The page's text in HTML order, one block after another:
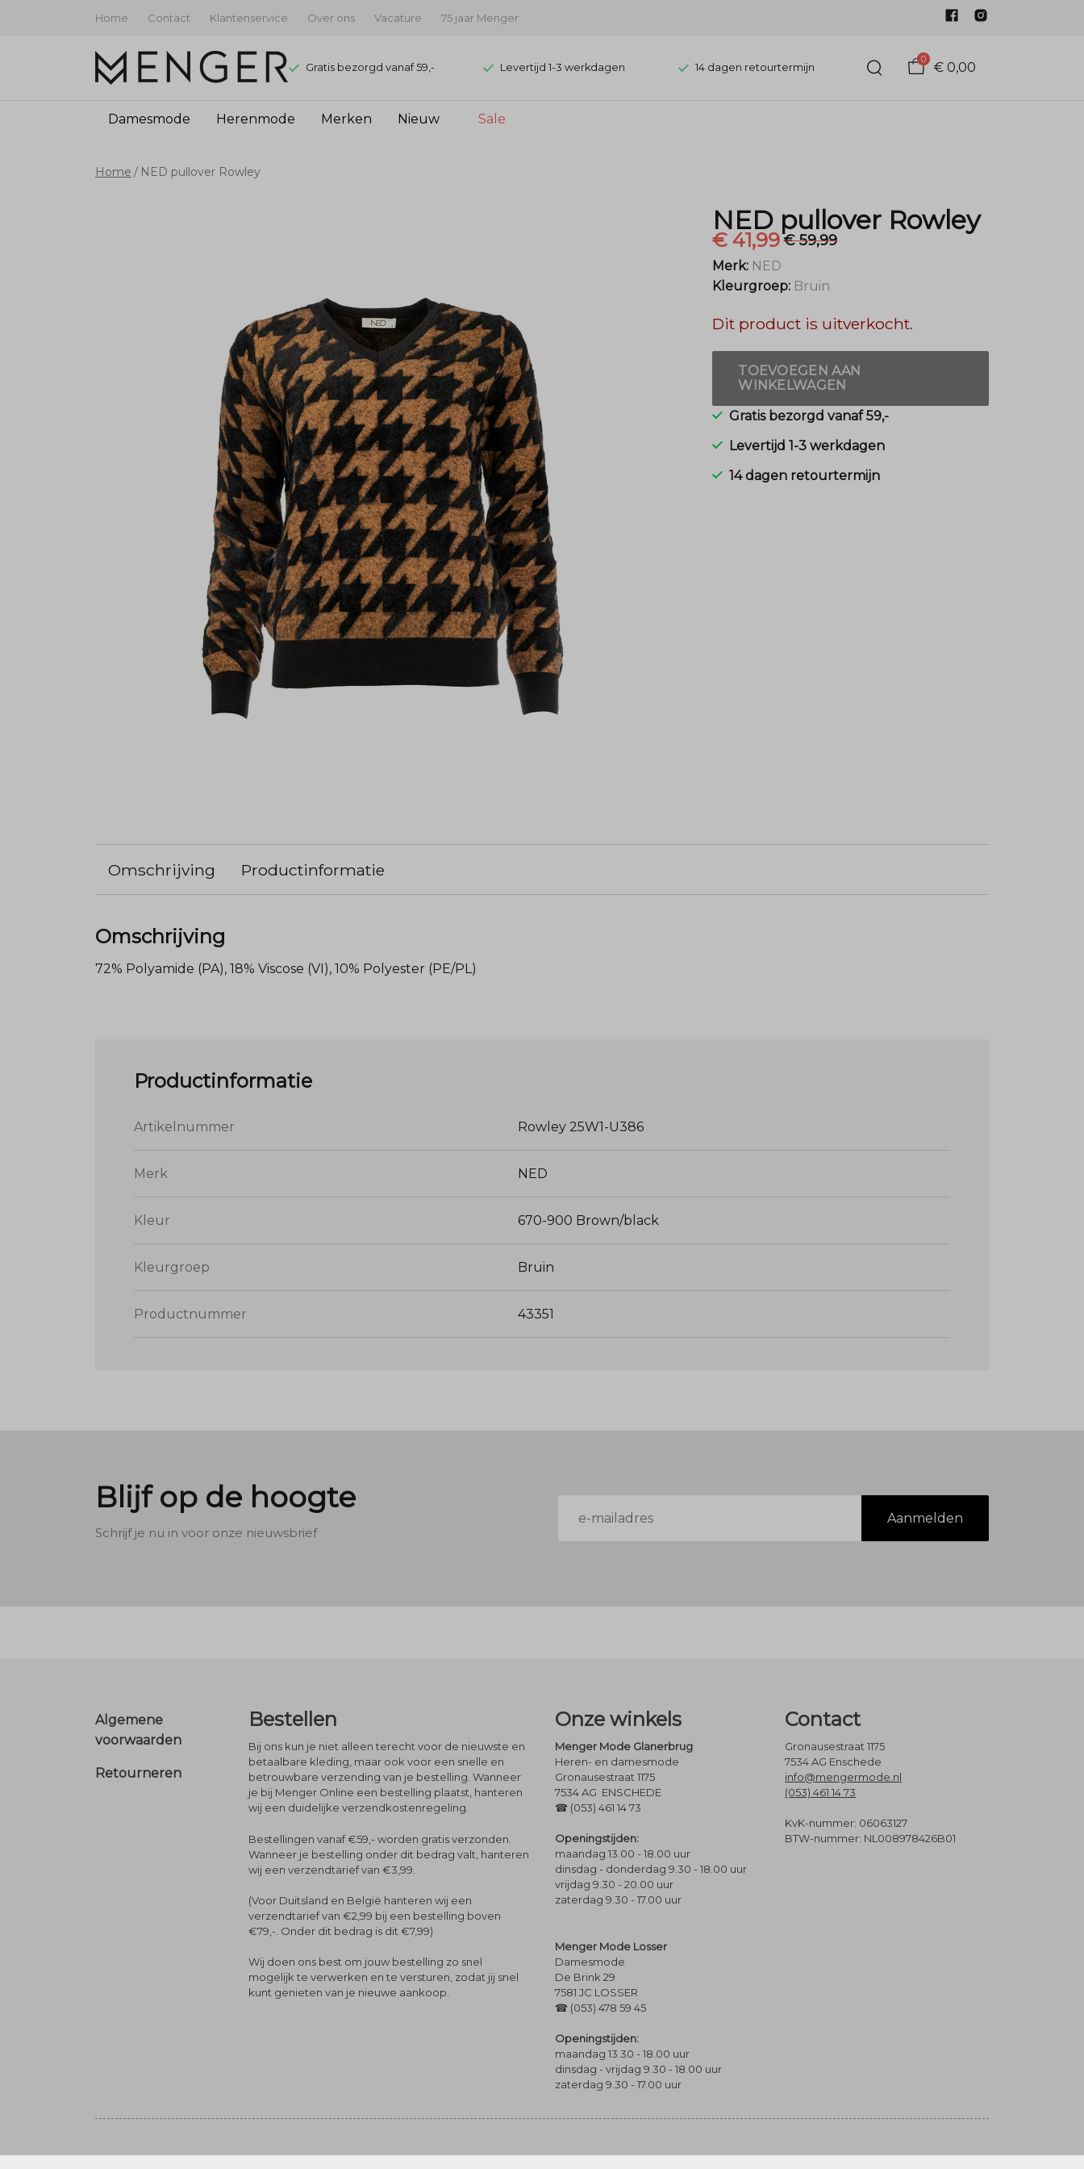
Home Contact Klantenservice Over ons Vacature 75 jaar Menger
Gratis bezorgd vanaf 59,- Levertijd 1-3 werkdagen 14 dagen retourtermijn
0
€ 0,00
Damesmode Herenmode Merken Nieuw Sale
pullover
Home NED pullover Rowley
NED pullover Rowley
€ 41,99€ 59,99
Merk: NED
Kleurgroep: Bruin
Dit product is uitverkocht.
TOEVOEGEN AAN
WINKELWAGEN
Gratis bezorgd vanaf 59,-
Levertijd 1-3 werkdagen
14 dagen retourtermijn
Omschrijving Productinformatie
Omschrijving
72% Polyamide (PA), 18% Viscose (VI), 10% Polyester (PE/PL)
Productinformatie
Artikelnummer Rowley 25W1-U386
Merk NED
Kleur 670-900 Brown/black
Kleurgroep Bruin
Productnummer 43351
Blijf op de hoogte
Schrijf je nu in voor onze nieuwsbrief
mailadres
Aanmelden
Footer
Algemene
voorwaarden
Retourneren
Bestellen
Bij ons kun je niet alleen terecht voor de nieuwste en
betaalbare kleding, maar ook voor een snelle en
betrouwbare verzending van je bestelling. Wanneer
je bij Menger Online een bestelling plaatst, hanteren
wij een duidelijke verzendkostenregeling.
Bestellingen vanaf €59,- worden gratis verzonden.
Wanneer je bestelling onder dit bedrag valt, hanteren
wij een verzendtarief van €3,99.
(Voor Duitsland en België hanteren wij een
verzendtarief van €2,99 bij een bestelling boven
€79,-. Onder dit bedrag is dit €7,99)
Wij doen ons best om jouw bestelling zo snel
mogelijk te verwerken en te versturen, zodat jij snel
kunt genieten van je nieuwe aankoop.
Onze winkels
Menger Mode Glanerbrug
Heren- en damesmode
Gronausestraat 1175
7534 AG ENSCHEDE
☎ (053) 461 14 73
Openingstijden:
maandag 13.00 - 18.00 uur
dinsdag - donderdag 9.30 - 18.00 uur
vrijdag 9.30 - 20.00 uur
zaterdag 9.30 - 17.00 uur
Menger Mode Losser
Damesmode
De Brink 29
7581 JC LOSSER
☎ (053) 478 59 45
Openingstijden:
maandag 13.30 - 18.00 uur
dinsdag - vrijdag 9.30 - 18.00 uur
zaterdag 9.30 - 17.00 uur
Contact
Gronausestraat 1175
7534 AG Enschede
info@mengermode.nl
(053) 461 14 73
KvK-nummer: 06063127
BTW-nummer: NL008978426B01